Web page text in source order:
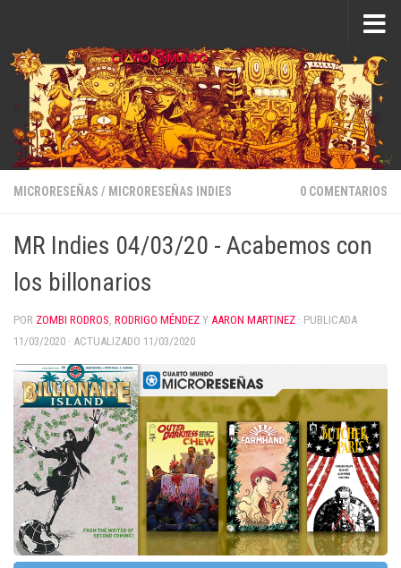
MICRORESEÑAS / MICRORESEÑAS INDIES 0 COMENTARIOS
MR Indies 04/03/20 - Acabemos con
los billonarios
POR ZOMBI RODROS, RODRIGO MÉNDEZ Y AARON MARTINEZ · PUBLICADA
11/03/2020 · ACTUALIZADO 11/03/2020